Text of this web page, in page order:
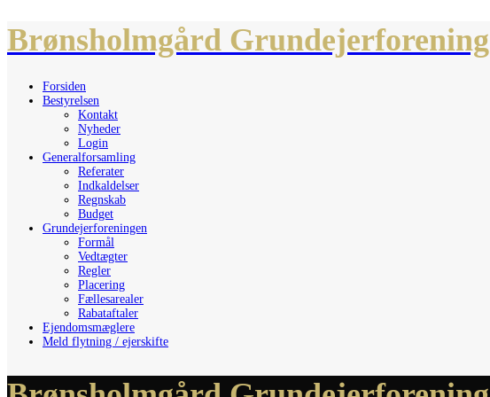
Brønsholmgård Grundejerforening
Forsiden
Bestyrelsen
Kontakt
Nyheder
Login
Generalforsamling
Referater
Indkaldelser
Regnskab
Budget
Grundejerforeningen
Formål
Vedtægter
Regler
Placering
Fællesarealer
Rabataftaler
Ejendomsmæglere
Meld flytning / ejerskifte